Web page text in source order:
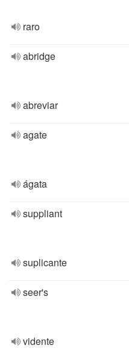
raro
abridge
abreviar
agate
ágata
suppliant
suplicante
seer's
vidente